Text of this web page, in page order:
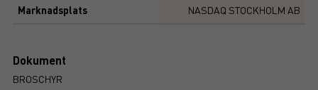
Marknadsplats NASDAQ STOCKHOLM AB
Dokument
BROSCHYR